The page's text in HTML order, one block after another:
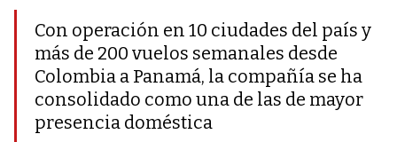
Con operación en 10 ciudades del país y
más de 200 vuelos semanales desde
Colombia a Panamá, la compañía se ha
consolidado como una de las de mayor
presencia doméstica